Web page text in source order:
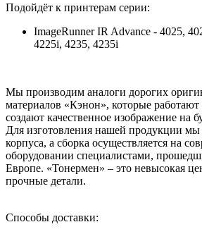
Подойдёт к принтерам серии:
ImageRunner IR Advance - 4025,
4225i, 4235, 4235i
Мы производим аналоги дорогих
материалов «Кэнон», которые работают
создают качественное изображение на
Для изготовления нашей продукции
корпуса, а сборка осуществляется на
оборудовании специалистами,
Европе. «Тонермен» – это невысокая
прочные детали.
Способы доставки: